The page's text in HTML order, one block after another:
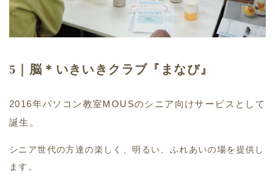
5｜脳＊いきいきクラブ『まなび』
2016年パソコン教室MOUSのシニア向けサービスとして
誕生。
シニア世代の方達の楽しく、明るい、ふれあいの場を提供し
ます。